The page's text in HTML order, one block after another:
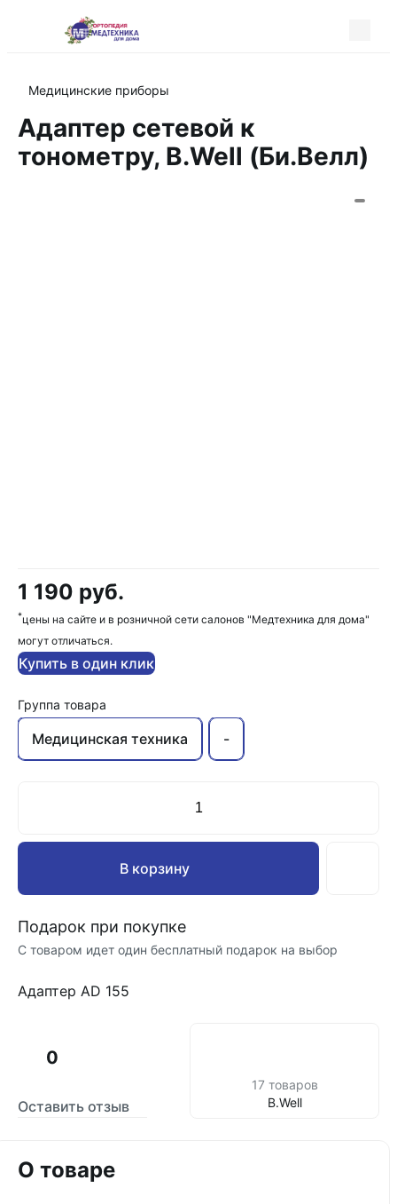
Медицинские приборы
Адаптер сетевой к
тонометру, B.Well (Би.Велл)
1 190 руб.
*цены на сайте и в розничной сети салонов "Медтехника для дома"
могут отличаться.
Купить в один клик
Группа товара
Медицинская техника -
В корзину
Подарок при покупке
С товаром идет один бесплатный подарок на выбор
Адаптер AD 155
0
Оставить отзыв
17 товаров
B.Well
О товаре